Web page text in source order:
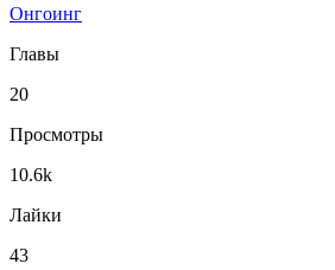
Онгоинг
Главы
20
Просмотры
10.6k
Лайки
43